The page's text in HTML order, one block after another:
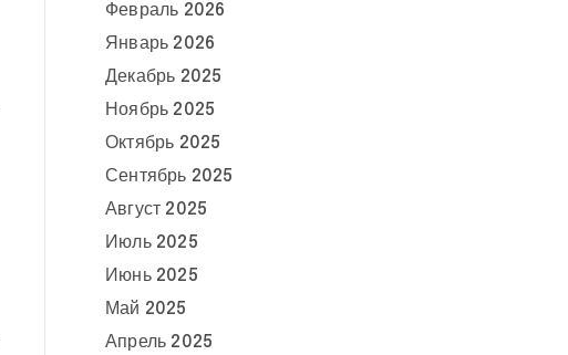
Февраль 2026
Январь 2026
Декабрь 2025
Ноябрь 2025
Октябрь 2025
Сентябрь 2025
Август 2025
Июль 2025
Июнь 2025
Май 2025
Апрель 2025